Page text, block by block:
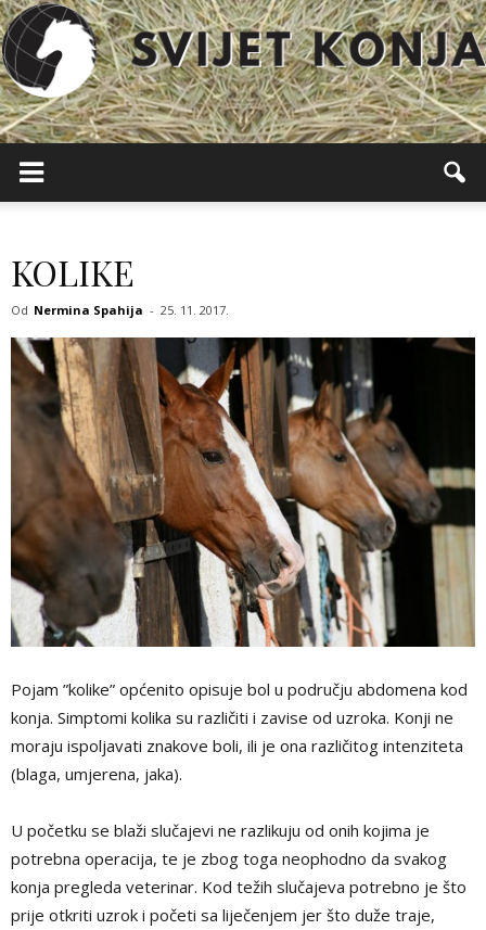
Svijet
KOLIKE
Od Nermina Spahija - 25. 11. 2017.
Pojam ”kolike” općenito opisuje bol u području abdomena kod
konja. Simptomi kolika su različiti i zavise od uzroka. Konji ne
moraju ispoljavati znakove boli, ili je ona različitog intenziteta
(blaga, umjerena, jaka).
U početku se blaži slučajevi ne razlikuju od onih kojima je
potrebna operacija, te je zbog toga neophodno da svakog
konja pregleda veterinar. Kod težih slučajeva potrebno je što
prije otkriti uzrok i početi sa liječenjem jer što duže traje,